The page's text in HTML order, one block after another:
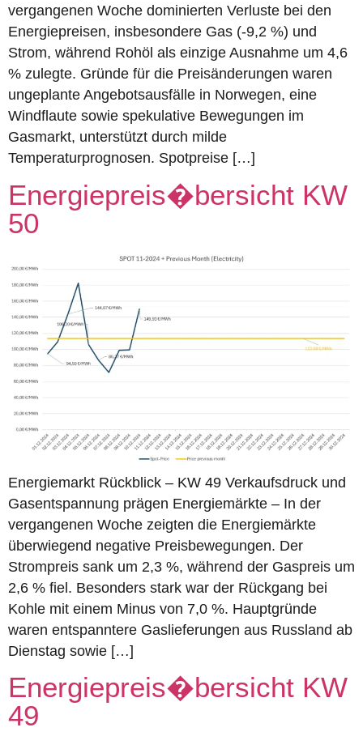
vergangenen Woche dominierten Verluste bei den
Energiepreisen, insbesondere Gas (-9,2 %) und
Strom, während Rohöl als einzige Ausnahme um 4,6
% zulegte. Gründe für die Preisänderungen waren
ungeplante Angebotsausfälle in Norwegen, eine
Windflaute sowie spekulative Bewegungen im
Gasmarkt, unterstützt durch milde
Temperaturprognosen. Spotpreise […]
Energiepreis�bersicht KW
50
Energiemarkt Rückblick – KW 49 Verkaufsdruck und
Gasentspannung prägen Energiemärkte – In der
vergangenen Woche zeigten die Energiemärkte
überwiegend negative Preisbewegungen. Der
Strompreis sank um 2,3 %, während der Gaspreis um
2,6 % fiel. Besonders stark war der Rückgang bei
Kohle mit einem Minus von 7,0 %. Hauptgründe
waren entspanntere Gaslieferungen aus Russland ab
Dienstag sowie […]
Energiepreis�bersicht KW
49